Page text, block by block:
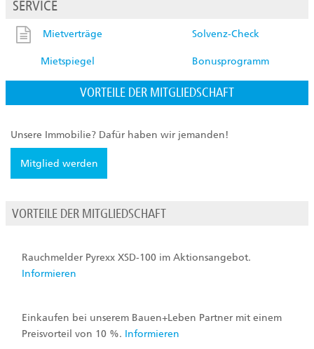
SERVICE
Mietverträge Solvenz-Check
Mietspiegel Bonusprogramm
VORTEILE DER MITGLIEDSCHAFT
Unsere Immobilie? Dafür haben wir jemanden!
Mitglied werden
VORTEILE DER MITGLIEDSCHAFT
Rauchmelder Pyrexx XSD-100 im Aktionsangebot.
Informieren
Einkaufen bei unserem Bauen+Leben Partner mit einem
Preisvorteil von 10 %. Informieren